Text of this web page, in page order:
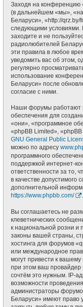
Заходя на конференцию
(в дальнейшем «мы»,
Беларуси», «http://qrz.by/
следующими условиями.
заходите и не
радиолюбителей
эти правила в любое
уведомить вас об этом,
регулярно
использование
Беларуси» после
согласие с ними.
Наши форумы работают
обеспечения для
«они», «программное
«phpBB Limited»,
GNU General Public
можно по адресу
программного
поддержкой интернет-
ответственности за то,
в качестве допустимого
дополнительной
https://www.phpbb.com/
.
Вы соглашаетесь не
клеветнических
к национальной розни и
законы вашей страны,
хостинга для форумов
или международное
могут привести к
при этом ваш провайдер
сочтём это нужным. IP-
возможности
администраторы
Беларуси» имеют право